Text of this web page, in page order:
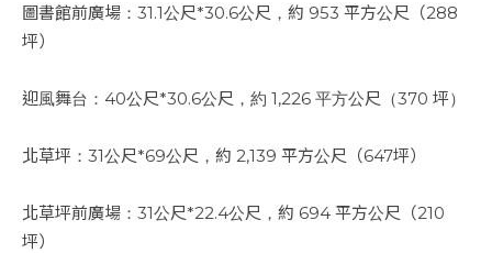
圖書館前廣場：31.1公尺*30.6公尺，約 953 平方公尺（288
坪）
迎風舞台：40公尺*30.6公尺，約 1,226 平方公尺（370 坪）
北草坪：31公尺*69公尺，約 2,139 平方公尺（647坪）
北草坪前廣場：31公尺*22.4公尺，約 694 平方公尺（210
坪）